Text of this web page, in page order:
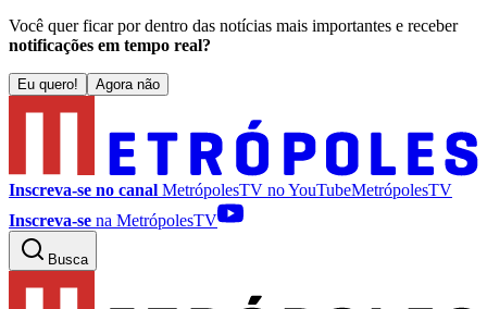
Você quer ficar por dentro das notícias mais importantes e receber
notificações em tempo real?
Eu quero! Agora não
Inscreva-se no canal MetrópolesTV noYouTubeMetrópolesTV
Inscreva-se na MetrópolesTV
Busca